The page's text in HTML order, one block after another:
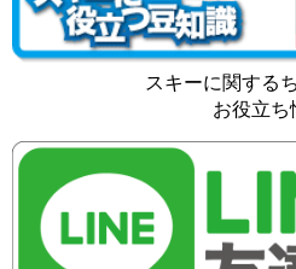
スキーに関する
お役立ち